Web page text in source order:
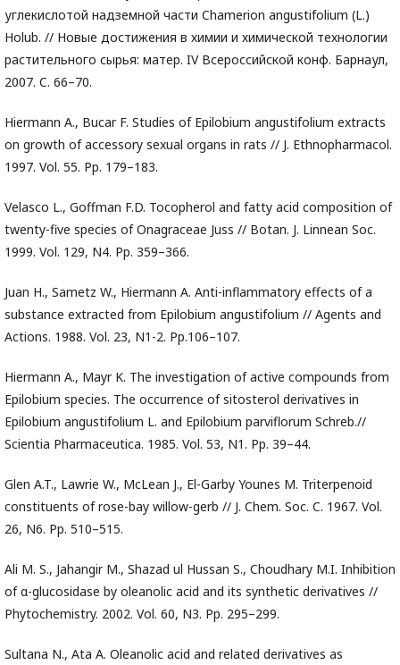
углекислотой надземной части Chamerion angustifolium (L.)
Holub. // Новые достижения в химии и химической технологии
растительного сырья: матер. IV Всероссийской конф. Барнаул,
2007. C. 66–70.
Hiermann A., Bucar F. Studies of Epilobium angustifolium extracts
on growth of accessory sexual organs in rats // J. Ethnopharmacol.
1997. Vol. 55. Pp. 179–183.
Velasco L., Goffman F.D. Tocopherol and fatty acid composition of
twenty-five species of Onagraceae Juss // Botan. J. Linnean Soc.
1999. Vol. 129, N4. Pp. 359–366.
Juan H., Sametz W., Hiermann A. Anti-inflammatory effects of a
substance extracted from Epilobium angustifolium // Agents and
Actions. 1988. Vol. 23, N1-2. Pp.106–107.
Hiermann A., Mayr K. The investigation of active compounds from
Epilobium species. The occurrence of sitosterol derivatives in
Epilobium angustifolium L. and Epilobium parviflorum Schreb.//
Scientia Pharmaceutica. 1985. Vol. 53, N1. Pp. 39–44.
Glen A.T., Lawrie W., McLean J., El-Garby Younes M. Triterpenoid
constituents of rose-bay willow-gerb // J. Chem. Soc. C. 1967. Vol.
26, N6. Pp. 510–515.
Ali M. S., Jahangir M., Shazad ul Hussan S., Choudhary M.I. Inhibition
of α-glucosidase by oleanolic acid and its synthetic derivatives //
Phytochemistry. 2002. Vol. 60, N3. Pp. 295–299.
Sultana N., Ata A. Oleanolic acid and related derivatives as